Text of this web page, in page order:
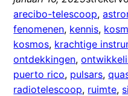
arecibo-telescoop,
fenomenen, kennis,
kosmos, krachtige
ontdekkingen,
puerto rico, pulsars,
radiotelescoop, ruimte,